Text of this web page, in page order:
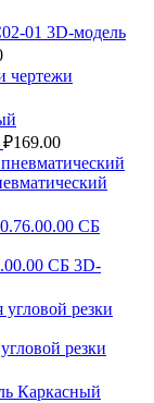
3D-модель
чертежи
₽169.00
СБ 3D-
резки
Каркасный